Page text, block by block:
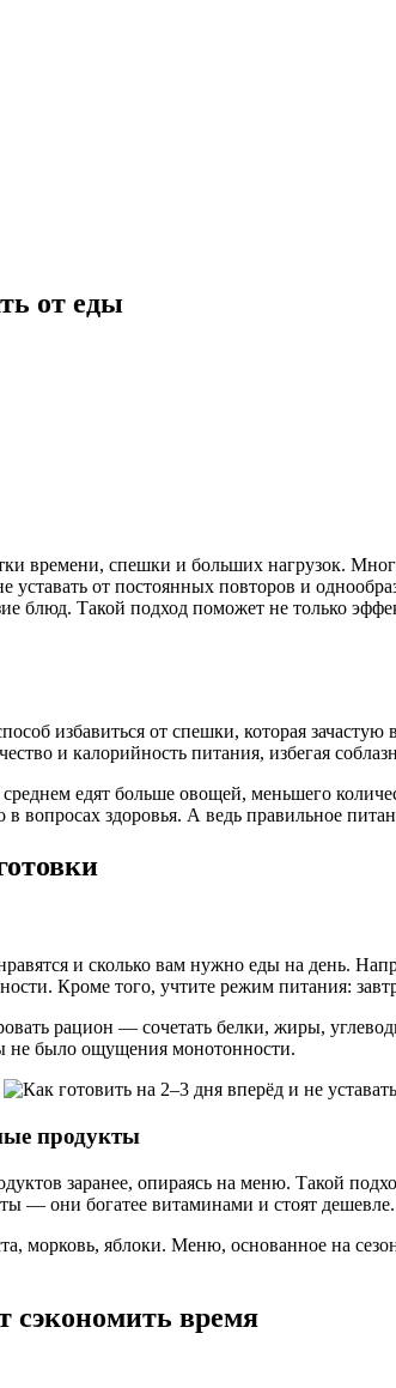
от еды
времени, спешки и больших нагрузок.
от постоянных повторов и
блюд. Такой подход поможет не только
избавиться от спешки, которая
и калорийность питания, избегая
едят больше овощей, меньшего
в вопросах здоровья. А ведь правильное
и сколько вам нужно еды на день.
Кроме того, учтите режим питания:
рацион — сочетать белки, жиры,
не было ощущения монотонности.
продукты
заранее, опираясь на меню. Такой
— они богатее витаминами и стоят дешевле.
морковь, яблоки. Меню, основанное на
сэкономить время